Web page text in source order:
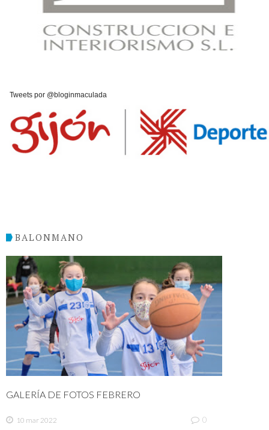
Tweets por @bloginmaculada
BALONMANO
GALERÍA DE FOTOS FEBRERO
10 mar 2022 0